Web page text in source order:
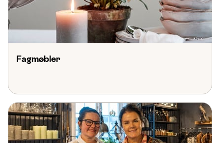
Fagmøbler